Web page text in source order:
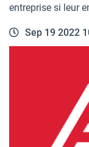
entreprise si leur
Sep 19 2022